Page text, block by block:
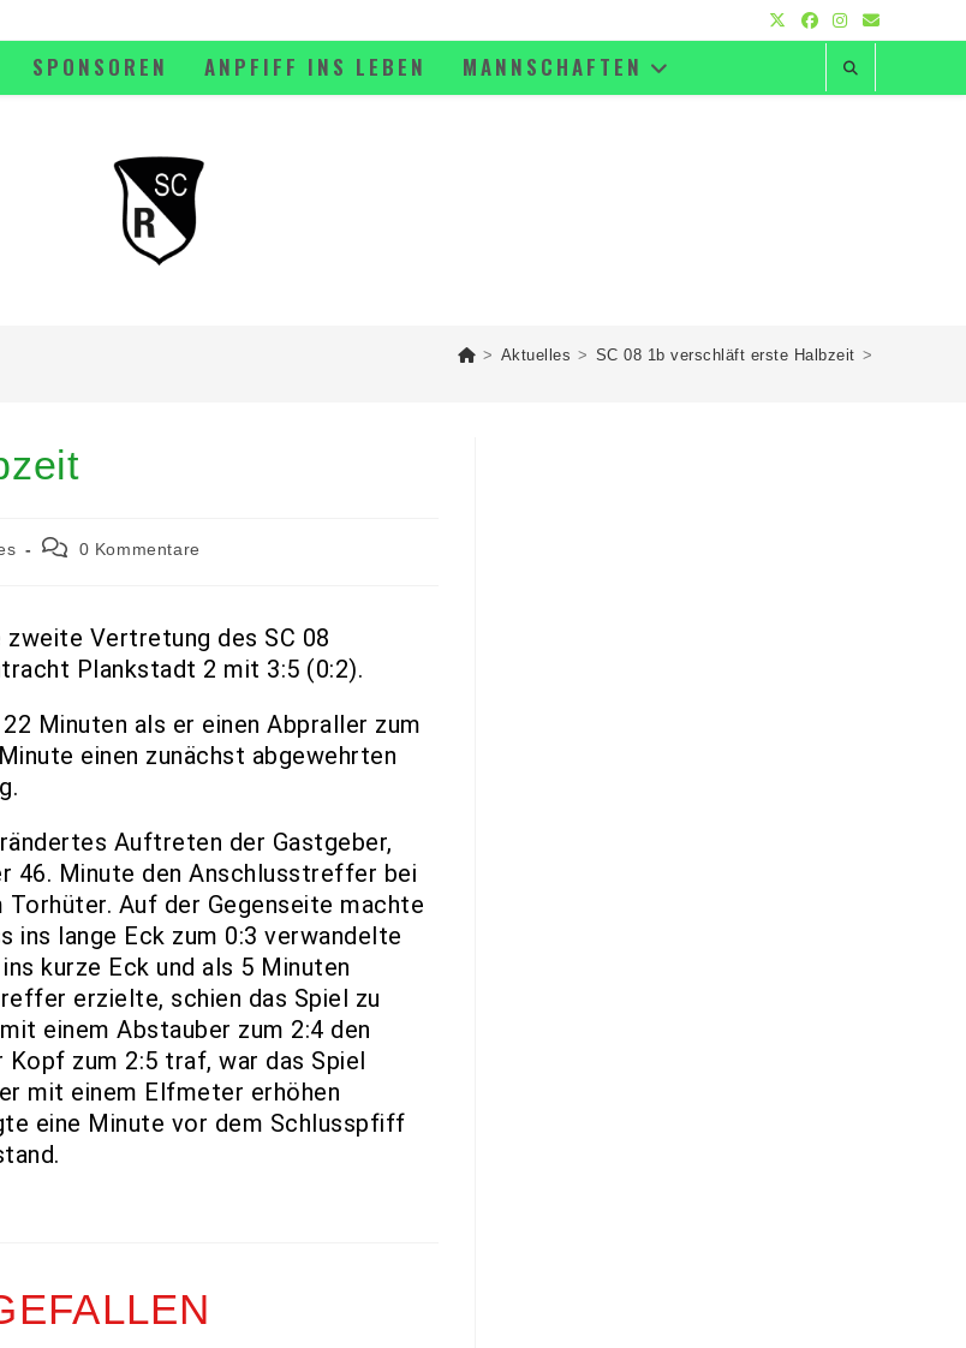
SPONSOREN ANPFIFF INS LEBEN MANNSCHAFTEN
> Aktuelles > SC 08 1b verschläft erste Halbzeit >
0 Kommentare
Vertretung des SC 08
Plankstadt 2 mit 3:5 (0:2).
Minuten als er einen Abpraller zum
einen zunächst abgewehrten
Auftreten der Gastgeber,
46. Minute den Anschlusstreffer bei
Auf der Gegenseite machte
ins lange Eck zum 0:3 verwandelte
kurze Eck und als 5 Minuten
erzielte, schien das Spiel zu
einem Abstauber zum 2:4 den
Kopf zum 2:5 traf, war das Spiel
mit einem Elfmeter erhöhen
eine Minute vor dem Schlusspfiff